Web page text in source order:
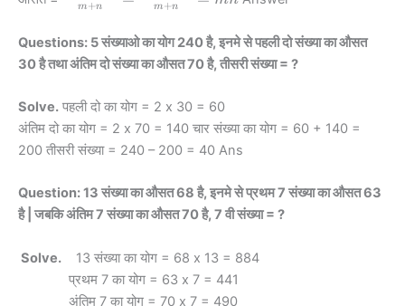
{mn^2+nm^2}
{m+n} =
\frac
{mn(m+n)}
m+n m+n
Questions: 5 संख्याओ का योग 240 है, इनमे से पहली दो संख्या का औसत
30 है तथा अंतिम दो संख्या का औसत 70 है, तीसरी संख्या = ?
Solve. पहली दो का योग = 2 x 30 = 60
अंतिम दो का योग = 2 x 70 = 140 चार संख्या का योग = 60 + 140 =
200 तीसरी संख्या = 240 – 200 = 40 Ans
Question: 13 संख्या का औसत 68 है, इनमे से प्रथम 7 संख्या का औसत 63
है | जबकि अंतिम 7 संख्या का औसत 70 है, 7 वी संख्या = ?
Solve. 13 संख्या का योग = 68 x 13 = 884
प्रथम 7 का योग = 63 x 7 = 441
अंतिम 7 का योग = 70 x 7 = 490